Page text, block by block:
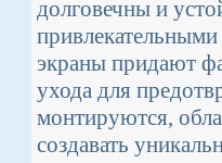
долговечны и
экраны придают
ухода для
монтируются,
создавать